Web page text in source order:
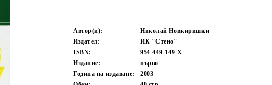
Автор(и):
Николай Новкиришки
Издател:
ИК "Стено"
ISBN:
954-449-149-X
Издание:
първо
Година на издаване:
2003